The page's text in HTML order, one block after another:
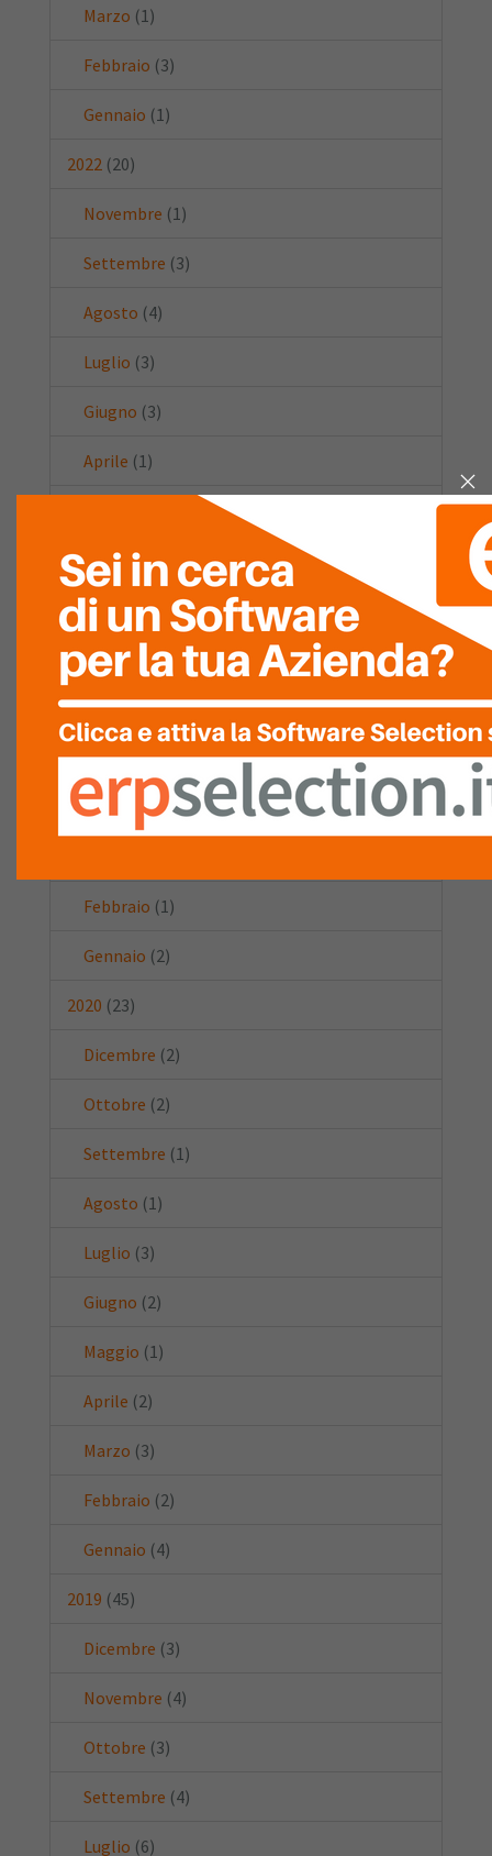
Marzo (1)
Febbraio (3)
Gennaio (1)
2022 (20)
Novembre (1)
Settembre (3)
Agosto (4)
Luglio (3)
Giugno (3)
Aprile (1)
Febbraio(2)
Gennaio(1)
2021(10)
Dicembre(2)
Luglio(2)
Maggio (2)
Febbraio (1)
Gennaio (2)
2020 (23)
Dicembre (2)
Ottobre (2)
Settembre (1)
Agosto (1)
Luglio (3)
Giugno (2)
Maggio (1)
Aprile (2)
Marzo (3)
Febbraio (2)
Gennaio (4)
2019 (45)
Dicembre (3)
Novembre (4)
Ottobre (3)
Settembre (4)
Luglio (6)